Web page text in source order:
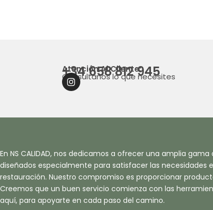
Atención Al Cliente:
+34 658 812 945
Consultanos lo que necesites
I
N
A
A
M
En NS CALIDAD, nos dedicamos a ofrecer una amplia
diseñados especialmente para satisfacer las necesidades
restauración. Nuestro compromiso es proporcionar
Creemos que un buen servicio comienza con las
aquí, para apoyarte en cada paso del camino.